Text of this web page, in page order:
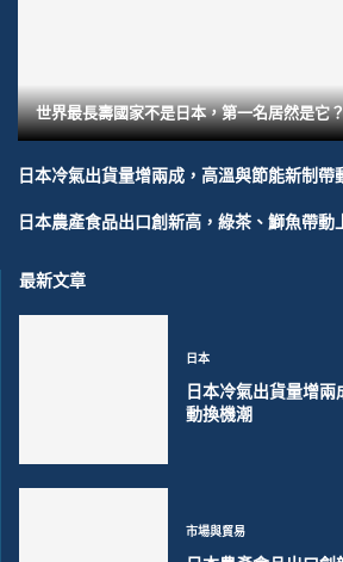
世界最長壽國家不是日本，第一名居然是它
日本冷氣出貨量增兩成，高溫與節能新制帶
日本農產食品出口創新高，綠茶、鰤魚帶動
最新文章
日本
日本冷氣出貨量增
動換機潮
市場與貿易